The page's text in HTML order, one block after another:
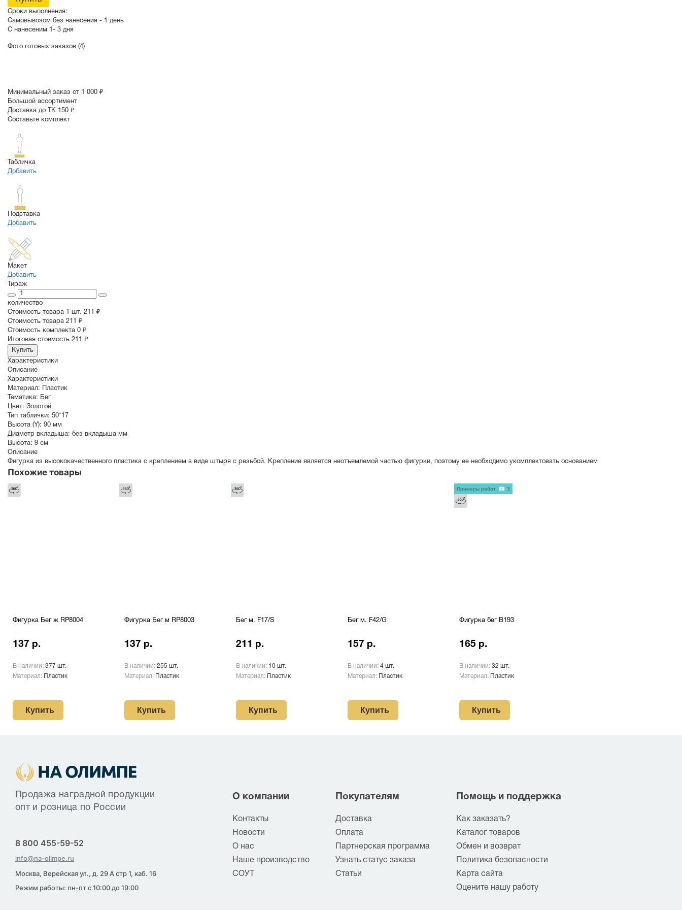
Сроки выполнения:
Самовывозом без нанесения - 1 день
С нанесеним 1- 3 дня
Фото готовых заказов (4)
Минимальный заказ от 1 000 ₽
Большой ассортимент
Доставка до ТК 150 ₽
Составьте комплект
Табличка
Добавить
Подставка
Добавить
Макет
Добавить
Тираж
количество
Стоимость товара 1 шт. 211 ₽
Cтоимость товара 211 ₽
Стоимость комплекта 0 ₽
Итоговая стоимость 211 ₽
Купить
Характеристики
Описание
Характеристики
Материал: Пластик
Тематика: Бег
Цвет: Золотой
Тип таблички: 50*17
Высота (Y): 90 мм
Диаметр вкладыша: без вкладыша мм
Высота: 9 см
Описание
Фигурка из высококачественного пластика с креплением в виде штыря с резьбой. Крепление является неотъемлемой частью фигурки, поэтому ее необходимо укомплектовать основанием
Похожие товары
Фигурка Бег ж RP8004
137 р.
В наличии: 377 шт.
Материал:
Пластик
Купить
Фигурка Бег м RP8003
137 р.
В наличии: 255 шт.
Материал:
Пластик
Купить
Бег м. F17/S
211 р.
В наличии: 10 шт.
Материал:
Пластик
Купить
Бег м. F42/G
157 р.
В наличии: 4 шт.
Материал:
Пластик
Купить
Фигурка бег B193
165 р.
В наличии: 32 шт.
Материал:
Пластик
Купить
Примеры работ 3
Продажа наградной продукции
опт и розница по России
8 800 455-59-52
info@na-olimpe.ru
Москва, Верейская ул., д. 29 А стр 1, каб. 16
Режим работы: пн-пт с 10:00 до 19:00
О компании
Контакты
Новости
О нас
Наше производство
СОУТ
Покупателям
Доставка
Оплата
Партнерская программа
Узнать статус заказа
Статьи
Помощь и поддержка
Как заказать?
Каталог товаров
Обмен и возврат
Политика безопасности
Карта сайта
Оцените нашу работу